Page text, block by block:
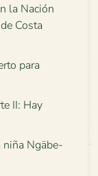
la Nación
Costa
para
II: Hay
niña Ngäbe-